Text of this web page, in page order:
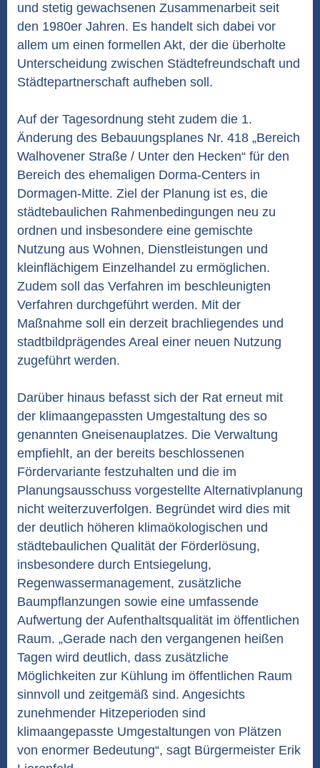
und stetig gewachsenen Zusammenarbeit seit
den 1980er Jahren. Es handelt sich dabei vor
allem um einen formellen Akt, der die überholte
Unterscheidung zwischen Städtefreundschaft und
Städtepartnerschaft aufheben soll.
Auf der Tagesordnung steht zudem die 1.
Änderung des Bebauungsplanes Nr. 418 „Bereich
Walhovener Straße / Unter den Hecken“ für den
Bereich des ehemaligen Dorma-Centers in
Dormagen-Mitte. Ziel der Planung ist es, die
städtebaulichen Rahmenbedingungen neu zu
ordnen und insbesondere eine gemischte
Nutzung aus Wohnen, Dienstleistungen und
kleinflächigem Einzelhandel zu ermöglichen.
Zudem soll das Verfahren im beschleunigten
Verfahren durchgeführt werden. Mit der
Maßnahme soll ein derzeit brachliegendes und
stadtbildprägendes Areal einer neuen Nutzung
zugeführt werden.
Darüber hinaus befasst sich der Rat erneut mit
der klimaangepassten Umgestaltung des so
genannten Gneisenauplatzes. Die Verwaltung
empfiehlt, an der bereits beschlossenen
Fördervariante festzuhalten und die im
Planungsausschuss vorgestellte Alternativplanung
nicht weiterzuverfolgen. Begründet wird dies mit
der deutlich höheren klimaökologischen und
städtebaulichen Qualität der Förderlösung,
insbesondere durch Entsiegelung,
Regenwassermanagement, zusätzliche
Baumpflanzungen sowie eine umfassende
Aufwertung der Aufenthaltsqualität im öffentlichen
Raum. „Gerade nach den vergangenen heißen
Tagen wird deutlich, dass zusätzliche
Möglichkeiten zur Kühlung im öffentlichen Raum
sinnvoll und zeitgemäß sind. Angesichts
zunehmender Hitzeperioden sind
klimaangepasste Umgestaltungen von Plätzen
von enormer Bedeutung“, sagt Bürgermeister Erik